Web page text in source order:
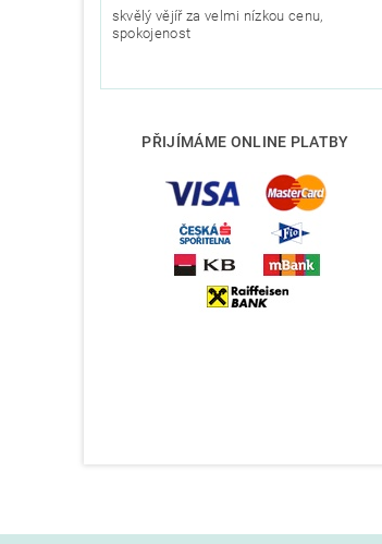
skvělý vějíř za velmi nízkou cenu,
spokojenost
PŘIJÍMÁME ONLINE PLATBY